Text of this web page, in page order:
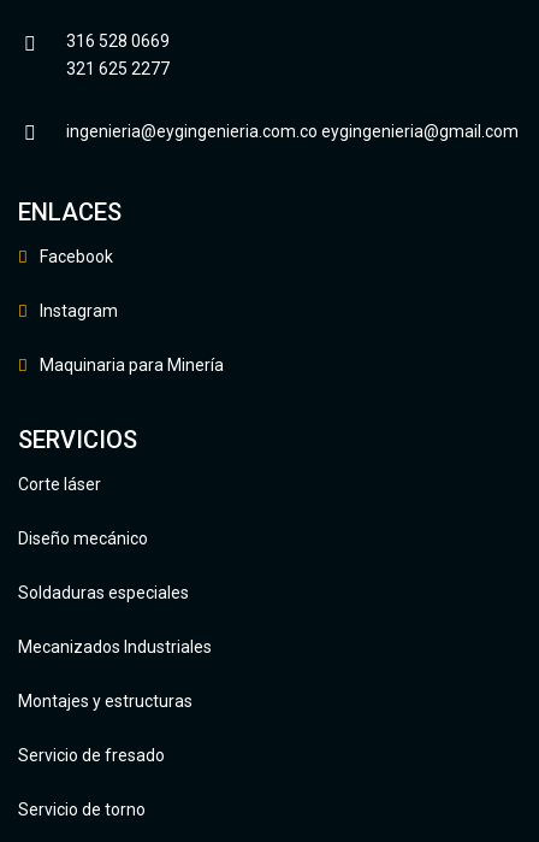
316 528 0669
321 625 2277
ingenieria@eygingenieria.com.co eygingenieria@gmail.com
ENLACES
Facebook
Instagram
Maquinaria para Minería
SERVICIOS
Corte láser
Diseño mecánico
Soldaduras especiales
Mecanizados Industriales
Montajes y estructuras
Servicio de fresado
Servicio de torno